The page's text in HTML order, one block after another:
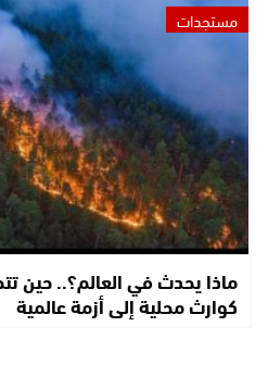
مستجدات
ماذا يحدث في العالم؟.. حين
كوارث محلية إلى أزمة عالمية